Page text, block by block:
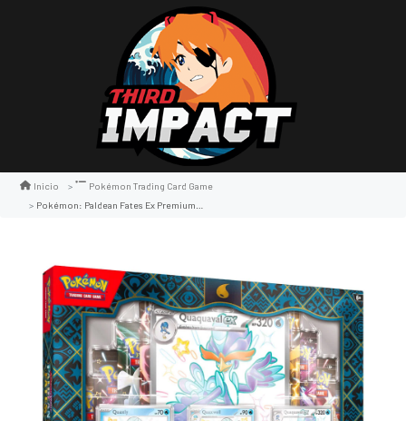
Inicio
Pokémon Trading Card Game
Pokémon: Paldean Fates Ex Premium Collection